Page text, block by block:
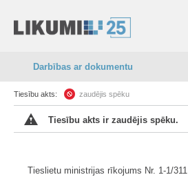
Darbības ar dokumentu
Tiesību akts: zaudējis spēku
Tiesību akts ir zaudējis spēku.
Tieslietu ministrijas rīkojums Nr. 1-1/311